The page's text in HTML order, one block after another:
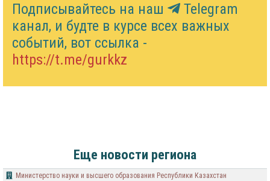
Подписывайтесь на наш
Telegram
канал, и будте в курсе всех важных
событий, вот ссылка -
https://t.me/gurkkz
Еще новости региона
Министерство науки и высшего образования Республики Казахстан